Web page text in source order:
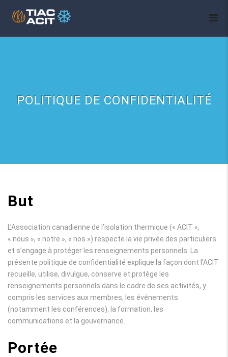
POLITIQUE DE CONFIDENTIALITÉ
But
L’Association canadienne de l’isolation thermique (« ACIT »,
« nous », « notre », « nos ») respecte la vie privée des particuliers
et s’engage à protéger les renseignements personnels. La
présente politique de confidentialité explique la façon dont l’ACIT
recueille, utilise, divulgue, conserve et protège les
renseignements personnels dans le cadre de ses activités, y
compris les services aux membres, les événements
(notamment les conférences), la formation, les
communications et la gouvernance.
Portée